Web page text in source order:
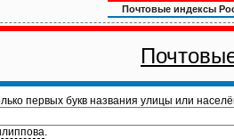
Почтовые индексы
первых букв названия улицы или
.